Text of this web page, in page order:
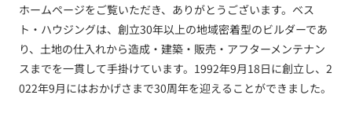
ホームページをご覧いただき、ありがとうございます。ベス
ト・ハウジングは、創立30年以上の地域密着型のビルダーであ
り、土地の仕入れから造成・建築・販売・アフターメンテナン
スまでを一貫して手掛けています。1992年9月18日に創立し、2
022年9月にはおかげさまで30周年を迎えることができました。